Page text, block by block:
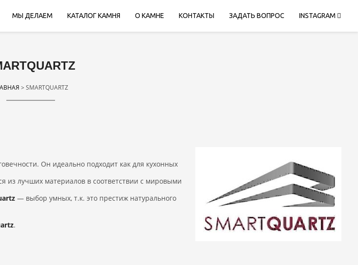
МЫ ДЕЛАЕМ КАТАЛОГ КАМНЯ О КАМНЕ КОНТАКТЫ ЗАДАТЬ ВОПРОС INSTAGRAM
> SMARTQUARTZ
Он идеально подходит как для кухонных
из лучших материалов в соответствии с мировыми
— выбор умных, т.к. это престиж натурального
.